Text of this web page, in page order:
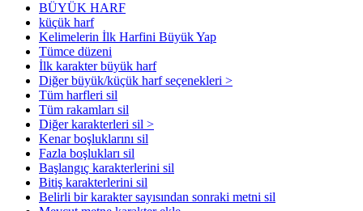
BÜYÜK HARF
küçük harf
Kelimelerin İlk Harfini Büyük Yap
Tümce düzeni
İlk karakter büyük harf
Diğer büyük/küçük harf seçenekleri >
Tüm harfleri sil
Tüm rakamları sil
Diğer karakterleri sil >
Kenar boşluklarını sil
Fazla boşlukları sil
Başlangıç karakterlerini sil
Bitiş karakterlerini sil
Belirli bir karakter sayısından sonraki metni sil